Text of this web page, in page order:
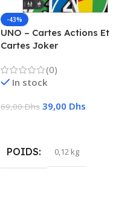
-43%
UNO – Cartes Actions Et
Cartes Joker
(0)
In stock
69,00Dhs 39,00 Dhs
POIDS 0,12 kg